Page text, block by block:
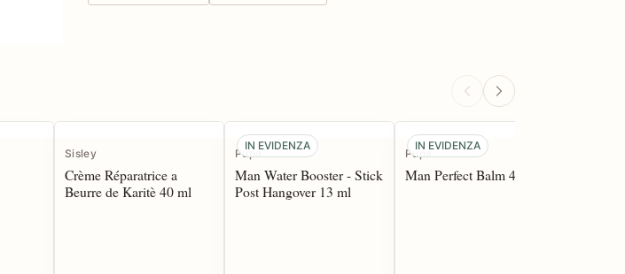
Sisley
Crème Réparatrice a
Beurre de Karitè 40 ml
IN EVIDENZA
Pupa
Man Water Booster - Stick
Post Hangover 13 ml
IN EVIDENZA
Pupa
Man Perfect Balm 4 g